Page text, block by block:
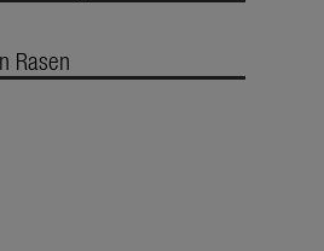
Rasen